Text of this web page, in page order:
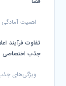
اهمیت
تفاوت فرآیند
جذب اختصاصی
ویژگی‌های